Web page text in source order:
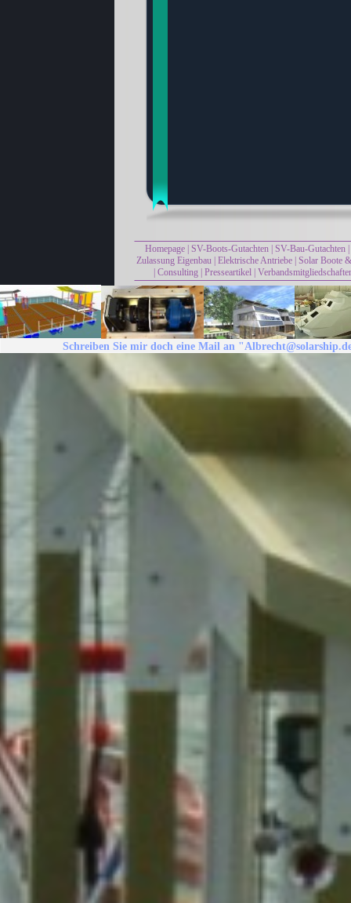
Homepage SV-Boots-Gutachten SV-Bau-Gutachten
Zulassung Eigenbau Elektrische Antriebe Solar Boote
Consulting| Presseartikel|
Schreiben Sie mir doch eine Mail an